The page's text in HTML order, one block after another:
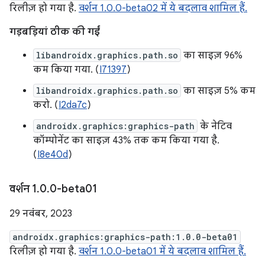
रिलीज़ हो गया है. वर्शन 1.0.0-beta02 में ये बदलाव शामिल हैं.
गड़बड़ियां ठीक की गईं
libandroidx.graphics.path.so का साइज़ 96%
कम किया गया. (I71397)
libandroidx.graphics.path.so का साइज़ 5% कम
करो. (I2da7c)
androidx.graphics:graphics-path के नेटिव
कॉम्पोनेंट का साइज़ 43% तक कम किया गया है.
(I8e40d)
वर्शन 1.0.0-beta01
29 नवंबर, 2023
androidx.graphics:graphics-path:1.0.0-beta01
रिलीज़ हो गया है. वर्शन 1.0.0-beta01 में ये बदलाव शामिल हैं.